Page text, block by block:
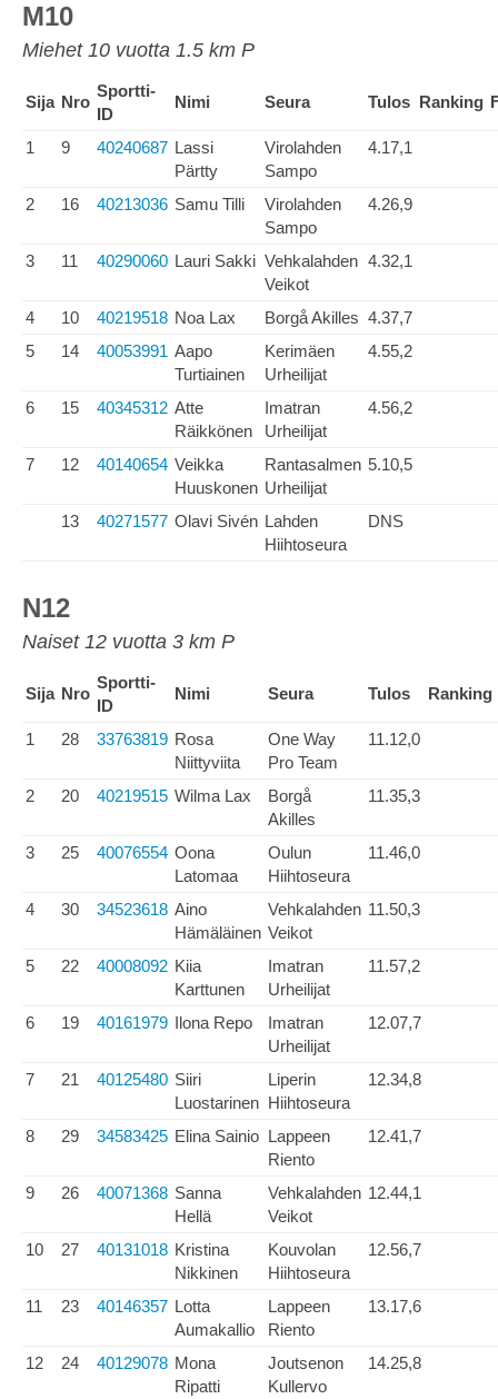
M10
Miehet 10 vuotta 1.5 km P
Sija Nro
Sportti-
ID
Nimi Seura Tulos Ranking
1 9 40240687 Lassi
Pärtty
Virolahden
Sampo
4.17,1
2 16 40213036 Samu Tilli
Virolahden
Sampo
4.26,9
3 11 40290060 Lauri Sakki Vehkalahden
Veikot
4.32,1
4 10 40219518 Noa Lax Borgå Akilles 4.37,7
5
14 40053991 Aapo
Turtiainen
Kerimäen
Urheilijat
4.55,2
6 15 40345312 Atte
Räikkönen
Imatran
Urheilijat
4.56,2
7 12 40140654 Veikka
Huuskonen
Rantasalmen
Urheilijat
5.10,5
13 40271577 Olavi Sivén Lahden
Hiihtoseura
DNS
N12
Naiset 12 vuotta 3 km P
Sija Nro
Sportti-
ID
Nimi Seura Tulos Ranking
1 28 33763819 Rosa
Niittyviita
One Way
Pro Team
11.12,0
2 20 40219515 Wilma Lax
Borgå
Akilles
11.35,3
3 25 40076554 Oona
Latomaa
Oulun
Hiihtoseura
11.46,0
4 30 34523618 Aino
Hämäläinen
Vehkalahden
Veikot
11.50,3
5 22 40008092 Kiia
Karttunen
Imatran
Urheilijat
11.57,2
6 19 40161979 Ilona Repo
Imatran
Urheilijat
12.07,7
7 21 40125480 Siiri
Luostarinen
Liperin
Hiihtoseura
12.34,8
8 29 34583425 Elina Sainio Lappeen
Riento
12.41,7
9 26 40071368 Sanna
Hellä
Vehkalahden
Veikot
12.44,1
10 27 40131018 Kristina
Nikkinen
Kouvolan
Hiihtoseura
12.56,7
11 23 40146357 Lotta
Aumakallio
Lappeen
Riento
13.17,6
12 24 40129078 Mona
Ripatti
Joutsenon
Kullervo
14.25,8